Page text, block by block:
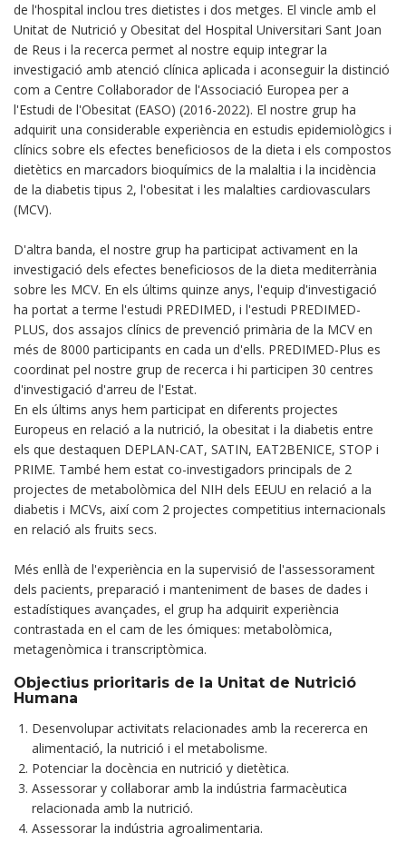
de l'hospital inclou tres dietistes i dos metges. El vincle amb el
Unitat de Nutrició y Obesitat del Hospital Universitari Sant Joan
de Reus i la recerca permet al nostre equip integrar la
investigació amb atenció clínica aplicada i aconseguir la distinció
com a Centre Col·laborador de l'Associació Europea per a
l'Estudi de l'Obesitat (EASO) (2016-2022). El nostre grup ha
adquirit una considerable experiència en estudis epidemiològics i
clínics sobre els efectes beneficiosos de la dieta i els compostos
dietètics en marcadors bioquímics de la malaltia i la incidència
de la diabetis tipus 2, l'obesitat i les malalties cardiovasculars
(MCV).
D'altra banda, el nostre grup ha participat activament en la
investigació dels efectes beneficiosos de la dieta mediterrània
sobre les MCV. En els últims quinze anys, l'equip d'investigació
ha portat a terme l'estudi PREDIMED, i l'estudi PREDIMED-
PLUS, dos assajos clínics de prevenció primària de la MCV en
més de 8000 participants en cada un d'ells. PREDIMED-Plus es
coordinat pel nostre grup de recerca i hi participen 30 centres
d'investigació d'arreu de l'Estat.
En els últims anys hem participat en diferents projectes
Europeus en relació a la nutrició, la obesitat i la diabetis entre
els que destaquen DEPLAN-CAT, SATIN, EAT2BENICE, STOP i
PRIME. També hem estat co-investigadors principals de 2
projectes de metabolòmica del NIH dels EEUU en relació a la
diabetis i MCVs, així com 2 projectes competitius internacionals
en relació als fruits secs.
Més enllà de l'experiència en la supervisió de l'assessorament
dels pacients, preparació i manteniment de bases de dades i
estadístiques avançades, el grup ha adquirit experiència
contrastada en el cam de les ómiques: metabolòmica,
metagenòmica i transcriptòmica.
Objectius prioritaris de la Unitat de Nutrició
Humana
Desenvolupar activitats relacionades amb la recererca en
alimentació, la nutrició i el metabolisme.
Potenciar la docència en nutrició y dietètica.
Assessorar y col·laborar amb la indústria farmacèutica
relacionada amb la nutrició.
Assessorar la indústria agroalimentaria.